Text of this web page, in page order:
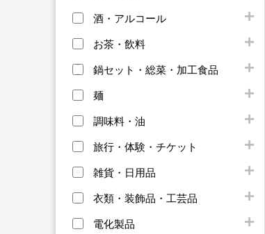
酒・アルコール
お茶・飲料
鍋セット・総菜・加工食品
麺
調味料・油
旅行・体験・チケット
雑貨・日用品
衣類・装飾品・工芸品
電化製品